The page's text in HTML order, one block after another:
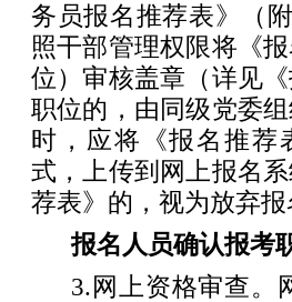
务员报名推荐表》（
照干部管理权限将《
位）审核盖章（详见
职位的，由同级党委
时，应将《报名推荐
式，上传到网上报名
荐表》的，视为放弃报
报名人员确认报考
3.网上资格审查。